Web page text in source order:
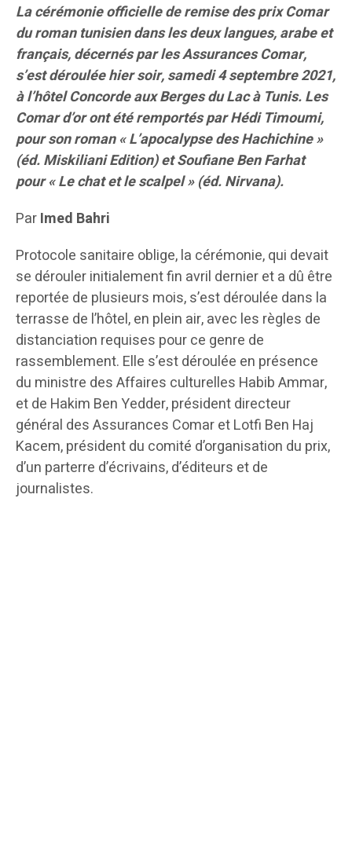
La cérémonie officielle de remise des prix Comar
du roman tunisien dans les deux langues, arabe et
français, décernés par les Assurances Comar,
s’est déroulée hier soir, samedi 4 septembre 2021,
à l’hôtel Concorde aux Berges du Lac à Tunis. Les
Comar d’or ont été remportés par Hédi Timoumi,
pour son roman « L’apocalypse des Hachichine »
(éd. Miskiliani Edition) et Soufiane Ben Farhat
pour « Le chat et le scalpel » (éd. Nirvana).
ParImed Bahri
Protocole sanitaire oblige, la cérémonie, qui devait
se dérouler initialement fin avril dernier et a dû être
reportée de plusieurs mois, s’est déroulée dans la
terrasse de l’hôtel, en plein air, avec les règles de
distanciation requises pour ce genre de
rassemblement. Elle s’est déroulée en présence
du ministre des Affaires culturelles Habib Ammar,
et de Hakim Ben Yedder, président directeur
général des Assurances Comar et Lotfi Ben Haj
Kacem, président du comité d’organisation du prix,
d’un parterre d’écrivains, d’éditeurs et de
journalistes.